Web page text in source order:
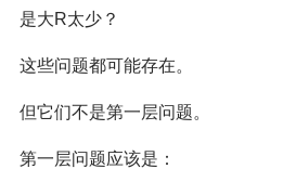
是大R太少？
这些问题都可能存在。
但它们不是第一层问题。
第一层问题应该是：